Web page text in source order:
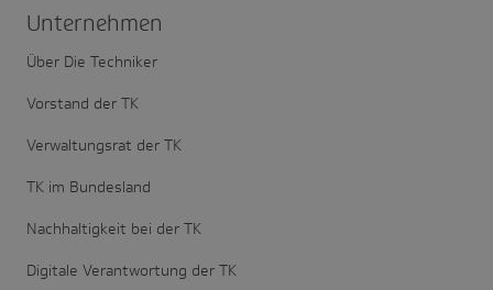
Unter­nehmen
Über Die Techniker
Vorstand der TK
Verwaltungsrat der TK
TK im Bundesland
Nachhaltigkeit bei der TK
Digitale Verantwortung der TK